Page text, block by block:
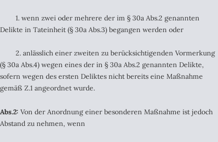
1. wenn zwei oder mehrere der im § 30a Abs.2 genannten
Delikte in Tateinheit (§ 30a Abs.3) begangen werden oder
2. anlässlich einer zweiten zu berücksichtigenden Vormerkung
(§ 30a Abs.4) wegen eines der in § 30a Abs.2 genannten Delikte,
sofern wegen des ersten Deliktes nicht bereits eine Maßnahme
gemäß Z.1 angeordnet wurde.
Abs.2: Von der Anordnung einer besonderen Maßnahme ist jedoch
Abstand zu nehmen, wenn